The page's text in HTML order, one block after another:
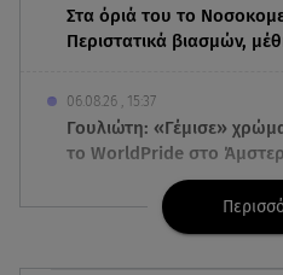
Στα όριά του το
Περιστατικά βιασμών,
06.08.26 , 15:37
Γουλιώτη: «Γέμισε»
το WorldPride στο
06.08.26 , 15:35
Suzuki: Δείτε πόσα